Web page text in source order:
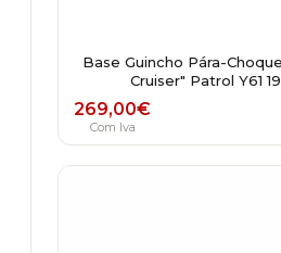
Base Guincho Pára-
Cruiser" Patrol Y61
269,00€
Com Iva